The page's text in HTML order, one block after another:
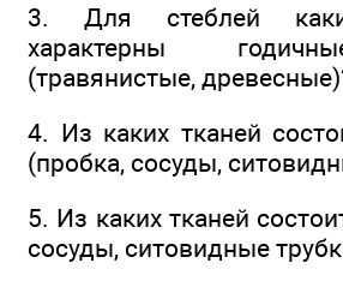
3. Для стеблей
характерны
(травянистые,
4. Из каких тканей
(пробка, сосуды,
5. Из каких тканей
сосуды, ситовидные